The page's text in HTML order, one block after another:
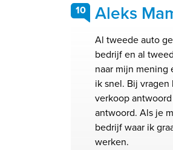
10 Aleks
Al tweede auto
bedrijf en al
naar mijn mening
ik snel. Bij
verkoop
antwoord. Als je
bedrijf waar ik
werken.